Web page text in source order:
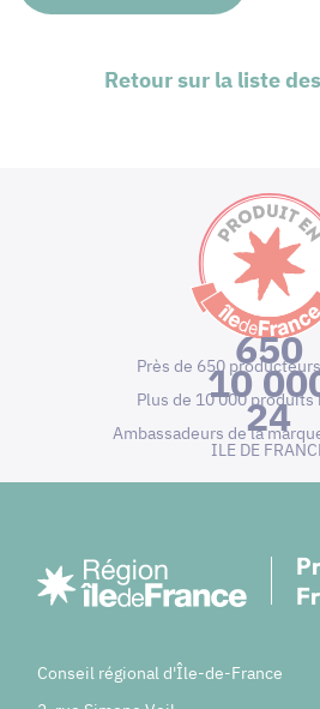
Retour sur la liste
650
Près de 65010
Plus de 10 00024
Ambassadeurs de la
ILE DE
Conseil régional d'Île-de-France